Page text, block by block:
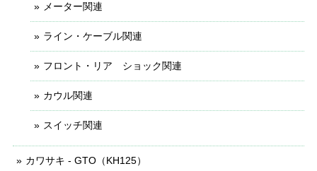
メーター関連
ライン・ケーブル関連
フロント・リア ショック関連
カウル関連
スイッチ関連
カワサキ - GTO（KH125）